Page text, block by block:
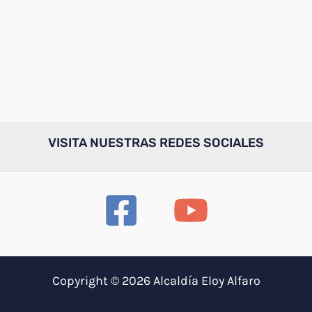
VISITA NUESTRAS REDES SOCIALES
Copyright © 2026 Alcaldía Eloy Alfaro